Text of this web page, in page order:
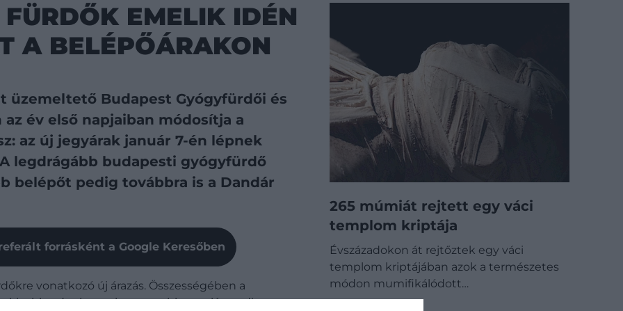
EMELIK IDÉN
A BELÉPŐÁRAKON
Budapest Gyógyfürdői és
az év első napjaiban módosítja a
az új jegyárak január 7-én lépnek
legdrágább budapesti gyógyfürdő
belépőt pedig továbbra is a Dandár
forrásként a Google Keresőben
vonatkozó új árazás. Összességében a
arányban, a legnagyobb emelés pedig
265 múmiát rejtett egy váci
templom kriptája
Évszázadokon át rejtőztek egy váci
templom kriptájában azok a természetes
módon mumifikálódott…